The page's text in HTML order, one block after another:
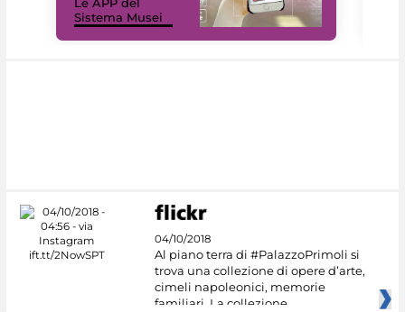
Le APP del
Sistema Musei
04/10/2018
Al piano terra di #PalazzoPrimoli si
trova una collezione di opere d’arte,
cimeli napoleonici, memorie
familiari. La collezione